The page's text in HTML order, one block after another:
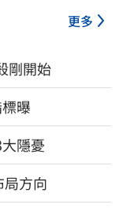
更多
剛開始
曝
隱憂
方向